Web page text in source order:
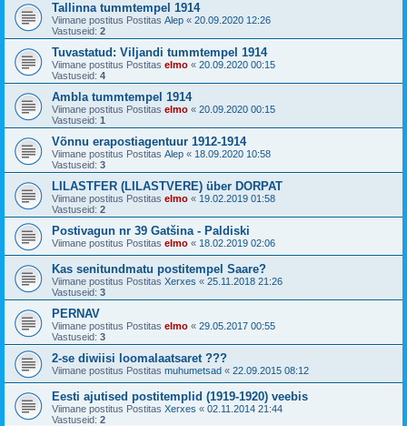
Tallinna tummtempel 1914
Viimane postitus Postitas Alep « 20.09.2020 12:26
Vastuseid: 2
Tuvastatud: Viljandi tummtempel 1914
Viimane postitus Postitas elmo « 20.09.2020 00:15
Vastuseid: 4
Ambla tummtempel 1914
Viimane postitus Postitas elmo « 20.09.2020 00:15
Vastuseid: 1
Võnnu erapostiagentuur 1912-1914
Viimane postitus Postitas Alep « 18.09.2020 10:58
Vastuseid: 3
LILASTFER (LILASTVERE) über DORPAT
Viimane postitus Postitas elmo « 19.02.2019 01:58
Vastuseid: 2
Postivagun nr 39 Gatšina - Paldiski
Viimane postitus Postitas elmo « 18.02.2019 02:06
Kas senitundmatu postitempel Saare?
Viimane postitus Postitas Xerxes « 25.11.2018 21:26
Vastuseid: 3
PERNAV
Viimane postitus Postitas elmo « 29.05.2017 00:55
Vastuseid: 3
2-se diwiisi loomalaatsaret ???
Viimane postitus Postitas muhumetsad « 22.09.2015 08:12
Eesti ajutised postitemplid (1919-1920) veebis
Viimane postitus Postitas Xerxes « 02.11.2014 21:44
Vastuseid: 2